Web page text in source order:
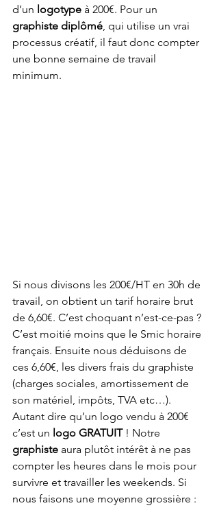
d’un logotype à 200€. Pour un
graphiste diplômé , qui utilise un vrai
processus créatif, il faut donc compter
une bonne semaine de travail
minimum.
Si nous divisons les 200€/HT en 30h de
travail, on obtient un tarif horaire brut
de 6,60€. C’est choquant n’est-ce-pas ?
C’est moitié moins que le Smic horaire
français. Ensuite nous déduisons de
ces 6,60€, les divers frais du graphiste
(charges sociales, amortissement de
son matériel, impôts, TVA etc…).
Autant dire qu’un logo vendu à 200€
c’est un logo GRATUIT ! Notre
graphiste aura plutôt intérêt à ne pas
compter les heures dans le mois pour
survivre et travailler les weekends. Si
nous faisons une moyenne grossière :